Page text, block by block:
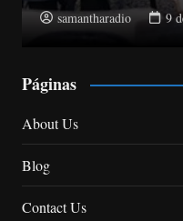
samantharadio
Páginas
About Us
Blog
Contact Us